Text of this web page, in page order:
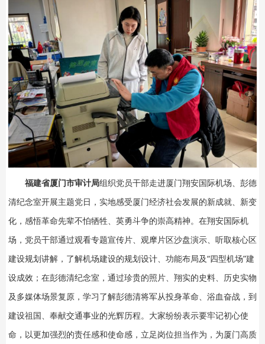
福建省厦门市审计局组织党员干部走进厦门翔安国际机场、彭德
清纪念室开展主题党日，实地感受厦门经济社会发展的新成就、新变
化，感悟革命先辈不怕牺牲、英勇斗争的崇高精神。在翔安国际机
场，党员干部通过观看专题宣传片、观摩片区沙盘演示、听取核心区
建设规划讲解，了解机场建设的规划设计、功能布局及“四型机场”建
设成效；在彭德清纪念室，通过珍贵的照片、翔实的史料、历史实物
及多媒体场景复原，学习了解彭德清将军从投身革命、浴血奋战，到
建设祖国、奉献交通事业的光辉历程。大家纷纷表示要牢记初心使
命，以更加强烈的责任感和使命感，立足岗位担当作为，为厦门高质